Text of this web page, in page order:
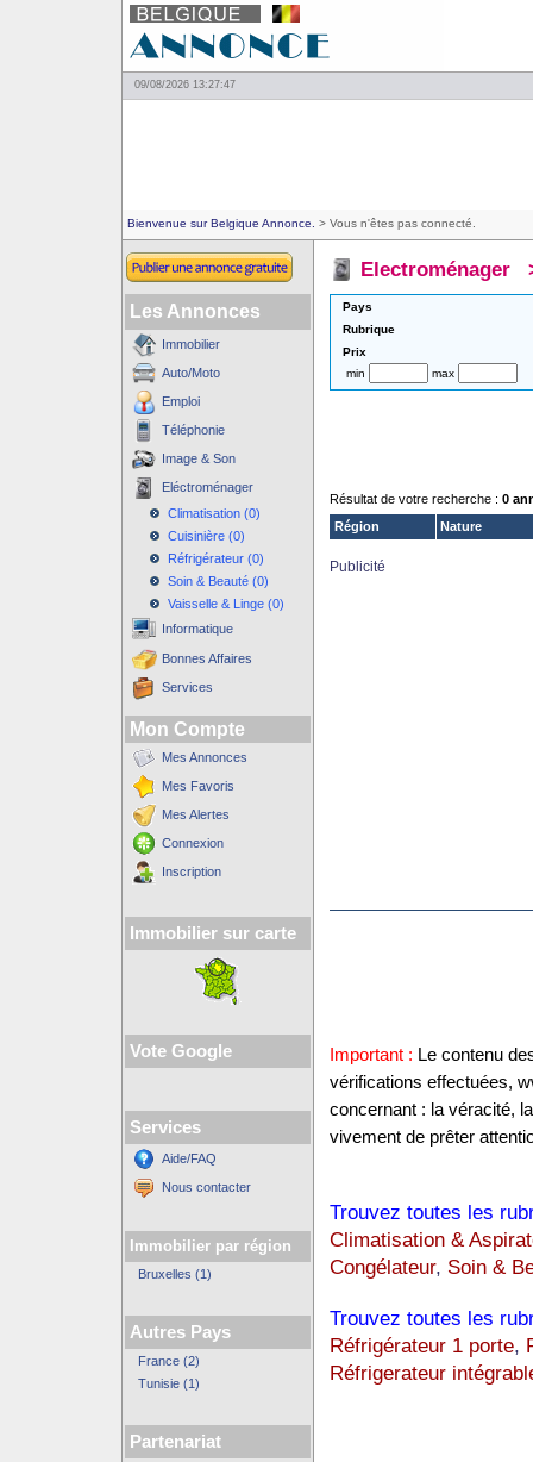
09/08/2026 13:27:47
Bienvenue sur Belgique Annonce. > Vous n'êtes pas connecté.
Les Annonces
Immobilier
Auto/Moto
Emploi
Téléphonie
Image & Son
Eléctroménager
Climatisation (0)
Cuisinière (0)
Réfrigérateur (0)
Soin & Beauté (0)
Vaisselle & Linge (0)
Informatique
Bonnes Affaires
Services
Mon Compte
Mes Annonces
Mes Favoris
Mes Alertes
Connexion
Inscription
Immobilier sur carte
Vote Google
Services
Aide/FAQ
Nous contacter
Immobilier par région
Bruxelles (1)
Autres Pays
France (2)
Tunisie (1)
Partenariat
Electroménager
Pays
Rubrique
Prix
min
max
Résultat de votre recherche : 0
Région
Nature
Publicité
Important : Le contenu
vérifications effectuées,
concernant : la véracité,
vivement de prêter
Trouvez toutes les
Climatisation &
Congélateur, Soin &
Trouvez toutes les
Réfrigérateur 1 porte,
Réfrigerateur